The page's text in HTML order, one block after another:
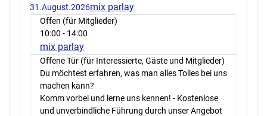
31.August.2026mix parlay
Offen (für Mitglieder)
10:00 - 14:00
mix parlay
Offene Tür (für Interessierte, Gäste und Mitglieder)
Du möchtest erfahren, was man alles Tolles bei uns
machen kann?
Komm vorbei und lerne uns kennen! - Kostenlose
und unverbindliche Führung durch unser Angebot